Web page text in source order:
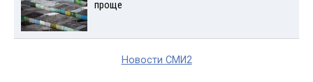
проще
Новости СМИ2